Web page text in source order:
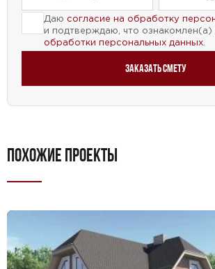
Даю согласие на обработку
и подтверждаю, что ознакомлен(а)
обработки персональных данных.
Заказать смету
ПОХОЖИЕ ПРОЕКТЫ